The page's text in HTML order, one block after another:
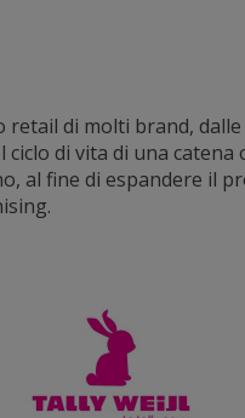
di molti brand,
di vita di una
al fine di espandere